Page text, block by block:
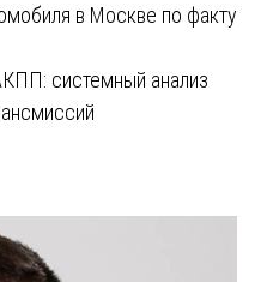
в Москве по факту
системный анализ